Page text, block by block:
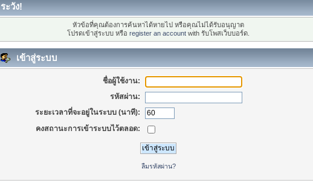
ระวัง!
หัวข้อที่คุณต้องการค้นหาได้หายไป หรือคุณไม่ได้รับอนุญาต
โปรดเข้าสู่ระบบ หรือ register an account with รับโพสเว็บบอร์ด.
เข้าสู่ระบบ
ชื่อผู้ใช้งาน:
รหัสผ่าน:
ระยะเวลาที่จะอยู่ในระบบ (นาที):
คงสถานะการเข้าระบบไว้ตลอด:
ลืมรหัสผ่าน?